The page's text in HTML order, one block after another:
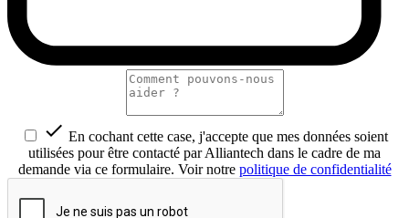
 En cochant cette case, j'accepte que mes données soient
utilisées pour être contacté par Alliantech dans le cadre de ma
demande via ce formulaire. Voir notre politique de confidentialité